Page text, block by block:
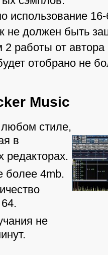
использование
не должен быть
работы от автора
отобрано не
Music
стиле,
в
редакторах.
более 4mb.
не